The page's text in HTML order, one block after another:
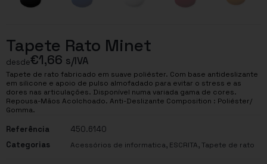
Tapete Rato Minet
desde€1,66 s/IVA
Tapete de rato fabricado em suave poliéster. Com base antideslizante
em silicone e apoio de pulso almofadado para evitar o stress e as
dores nas articulações. Disponível numa variada gama de cores.
Repousa-Mãos Acolchoado. Anti-Deslizante Composition : Poliéster/
Gomma.
Referência
450.6140
Categorias
Acessórios de informatica, ESCRITA,Tapete de rato